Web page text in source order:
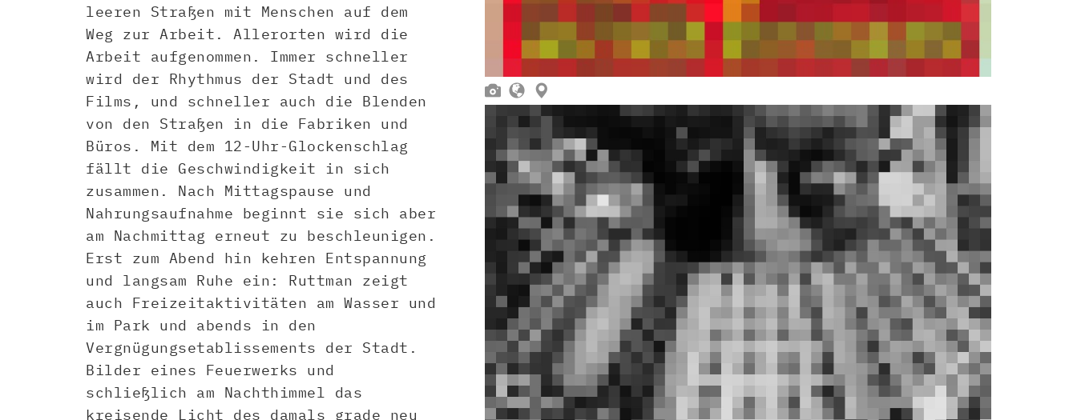
leeren Straßen mit Menschen auf dem
Weg zur Arbeit. Allerorten wird die
Arbeit aufgenommen. Immer schneller
wird der Rhythmus der Stadt und des
Films, und schneller auch die Blenden
von den Straßen in die Fabriken und
Büros. Mit dem 12-Uhr-Glockenschlag
fällt die Geschwindigkeit in sich
zusammen. Nach Mittagspause und
Nahrungsaufnahme beginnt sie sich aber
am Nachmittag erneut zu beschleunigen.
Erst zum Abend hin kehren Entspannung
und langsam Ruhe ein: Ruttman zeigt
auch Freizeitaktivitäten am Wasser und
im Park und abends in den
Vergnügungsetablissements der Stadt.
Bilder eines Feuerwerks und
schließlich am Nachthimmel das
kreisende Licht des damals grade neu
  